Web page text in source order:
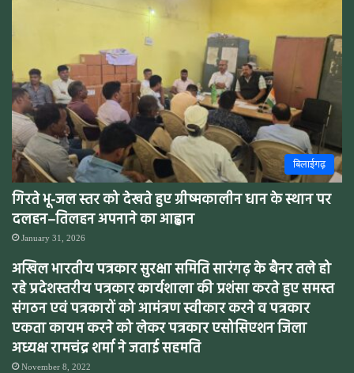
बिलाईगढ़
गिरते भू-जल स्तर को देखते हुए ग्रीष्मकालीन धान के स्थान पर
दलहन–तिलहन अपनाने का आह्वान
January 31, 2026
अखिल भारतीय पत्रकार सुरक्षा समिति सारंगढ़ के बैनर तले हो
रहे प्रदेशस्तरीय पत्रकार कार्यशाला की प्रशंसा करते हुए समस्त
संगठन एवं पत्रकारों को आमंत्रण स्वीकार करने व पत्रकार
एकता कायम करने को लेकर पत्रकार एसोसिएशन जिला
अध्यक्ष रामचंद्र शर्मा ने जताई सहमति
November 8, 2022